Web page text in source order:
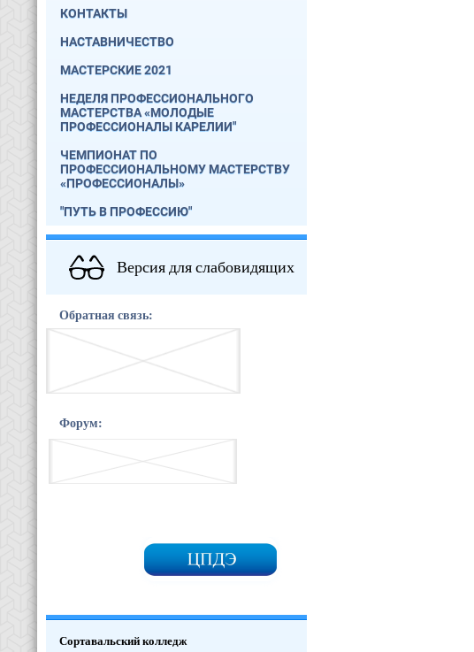
КОНТАКТЫ
НАСТАВНИЧЕСТВО
МАСТЕРСКИЕ 2021
НЕДЕЛЯ ПРОФЕССИОНАЛЬНОГО
МАСТЕРСТВА «МОЛОДЫЕ
ПРОФЕССИОНАЛЫ КАРЕЛИИ"
ЧЕМПИОНАТ ПО
ПРОФЕССИОНАЛЬНОМУ МАСТЕРСТВУ
«ПРОФЕССИОНАЛЫ»
"ПУТЬ В ПРОФЕССИЮ"
Версия для слабовидящих
Обратная связь:
Форум:
Сортавальский колледж